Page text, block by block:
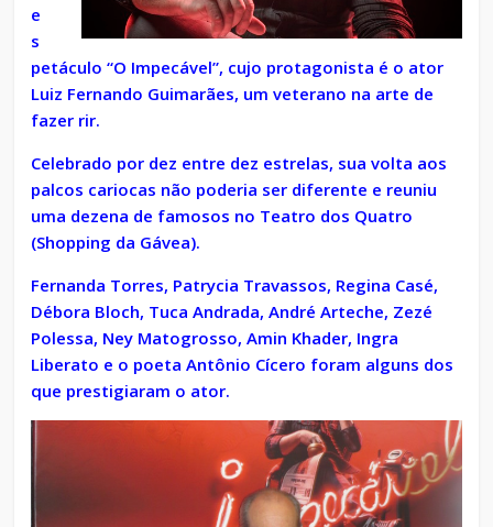
e
s
petáculo “O Impecável”, cujo protagonista é o ator
Luiz Fernando Guimarães, um veterano na arte de
fazer rir.
Celebrado por dez entre dez estrelas, sua volta aos
palcos cariocas não poderia ser diferente e reuniu
uma dezena de famosos no Teatro dos Quatro
(Shopping da Gávea).
Fernanda Torres, Patrycia Travassos, Regina Casé,
Débora Bloch, Tuca Andrada, André Arteche, Zezé
Polessa, Ney Matogrosso, Amin Khader, Ingra
Liberato e o poeta Antônio Cícero foram alguns dos
que prestigiaram o ator.